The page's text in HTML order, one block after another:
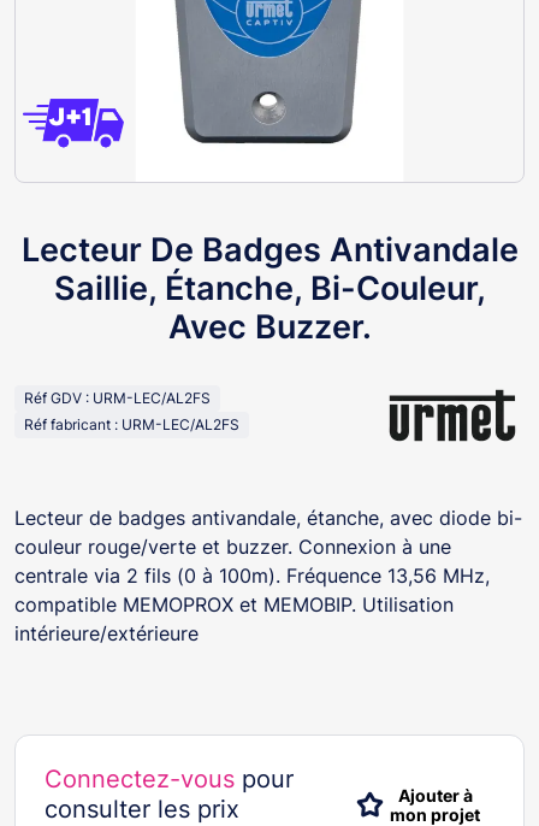
Lecteur De Badges Antivandale
Saillie, Étanche, Bi-Couleur,
Avec Buzzer.
Réf GDV : URM-LEC/AL2FS
Réf fabricant : URM-LEC/AL2FS
Lecteur de badges antivandale, étanche, avec diode bi-
couleur rouge/verte et buzzer. Connexion à une
centrale via 2 fils (0 à 100m). Fréquence 13,56 MHz,
compatible MEMOPROX et MEMOBIP. Utilisation
intérieure/extérieure
Connectez-vous pour
consulter les prix
Ajouter à
mon projet